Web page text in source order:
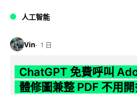
人工智能
Vin 1 日
ChatGPT 免費呼叫
體修圖兼整 PDF 不用